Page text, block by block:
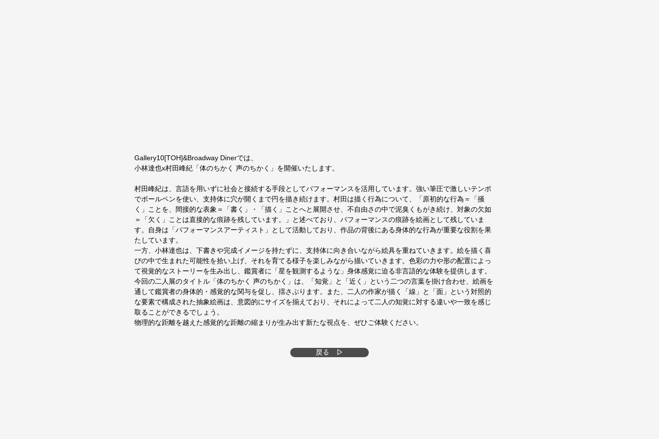
Gallery10[TOH]&Broadway Dinerでは、
小林達也x村田峰紀「体のちかく 声のちかく」を開催いたします。
村田峰紀は、言語を用いずに社会と接続する手段としてパフォーマンスを活用しています。強い筆圧で激しいテンポ
でボールペンを使い、支持体に穴が開くまで円を描き続けます。村田は描く行為について、「原初的な行為＝「掻
く」ことを、間接的な表象＝「書く」・「描く」ことへと展開させ、不自由さの中で泥臭くもがき続け、対象の欠如
＝「欠く」ことは直接的な痕跡を残しています。」と述べており、パフォーマンスの痕跡を絵画として残していま
す。自身は「パフォーマンスアーティスト」として活動しており、作品の背後にある身体的な行為が重要な役割を果
たしています。
一方、小林達也は、下書きや完成イメージを持たずに、支持体に向き合いながら絵具を重ねていきます。絵を描く喜
びの中で生まれた可能性を拾い上げ、それを育てる様子を楽しみながら描いていきます。色彩の力や形の配置によっ
て視覚的なストーリーを生み出し、鑑賞者に「星を観測するような」身体感覚に迫る非言語的な体験を提供します。
今回の二人展のタイトル「体のちかく 声のちかく」は、「知覚」と「近く」という二つの言葉を掛け合わせ、絵画を
通して鑑賞者の身体的・感覚的な関与を促し、揺さぶります。また、二人の作家が描く「線」と「面」という対照的
な要素で構成された抽象絵画は、意図的にサイズを揃えており、それによって二人の知覚に対する違いや一致を感じ
取ることができるでしょう。
物理的な距離を越えた感覚的な距離の縮まりが生み出す新たな視点を、ぜひご体験ください。
戻る ▷